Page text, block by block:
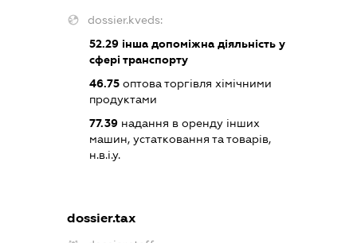
dossier.kveds:
52.29інша допоміжна діяльність у
сфері транспорту
46.75оптова торгівля хімічними
продуктами
77.39надання в оренду інших
машин, устатковання та товарів,
н.в.і.у.
dossier.tax